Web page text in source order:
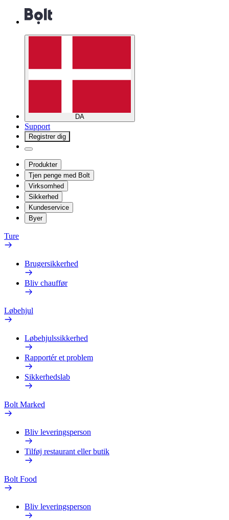
DA
Support
Registrer dig
Produkter
Tjen penge med Bolt
Virksomhed
Sikkerhed
Kundeservice
Byer
Ture
Brugersikkerhed
Bliv chauffør
Løbehjul
Løbehjulssikkerhed
Rapportér et problem
Sikkerhedslab
Bolt Marked
Bliv leveringsperson
Tilføj restaurant eller butik
Bolt Food
Bliv leveringsperson